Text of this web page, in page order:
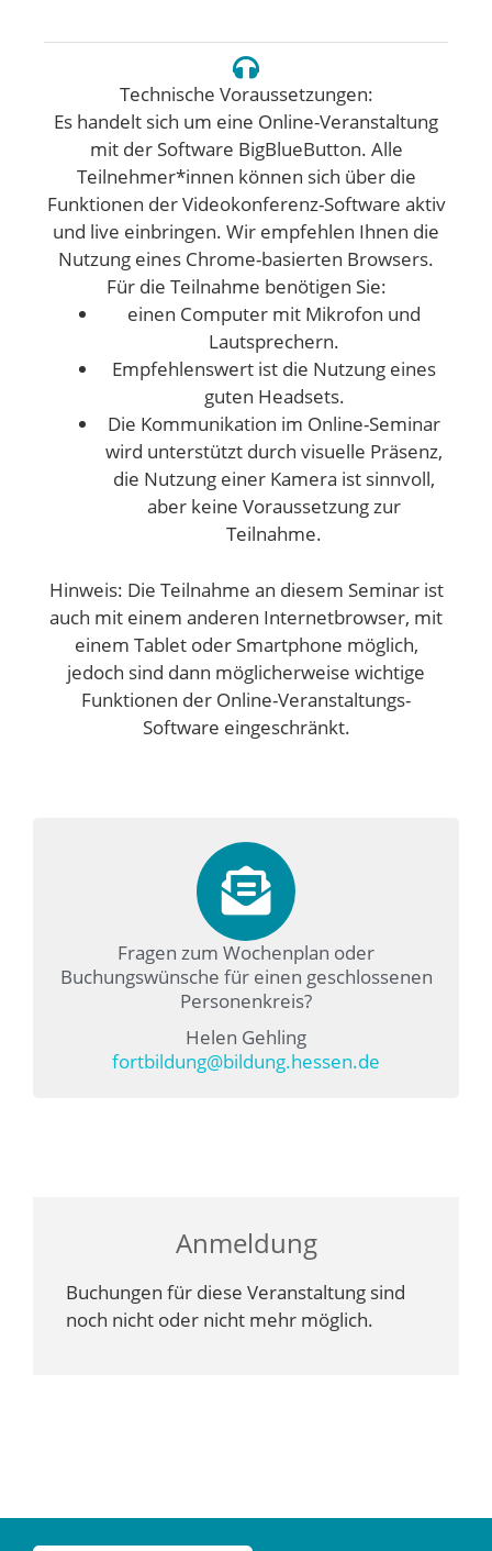
Technische Voraussetzungen:
Es handelt sich um eine Online-Veranstaltung
mit der Software BigBlueButton. Alle
Teilnehmer*innen können sich über die
Funktionen der Videokonferenz-Software aktiv
und live einbringen. Wir empfehlen Ihnen die
Nutzung eines Chrome-basierten Browsers.
Für die Teilnahme benötigen Sie:
einen Computer mit Mikrofon und
Lautsprechern.
Empfehlenswert ist die Nutzung eines
guten Headsets.
Die Kommunikation im Online-Seminar
wird unterstützt durch visuelle Präsenz,
die Nutzung einer Kamera ist sinnvoll,
aber keine Voraussetzung zur
Teilnahme.
Hinweis: Die Teilnahme an diesem Seminar ist
auch mit einem anderen Internetbrowser, mit
einem Tablet oder Smartphone möglich,
jedoch sind dann möglicherweise wichtige
Funktionen der Online-Veranstaltungs-
Software eingeschränkt.
Fragen zum Wochenplan oder
Buchungswünsche für einen geschlossenen
Personenkreis?
Helen Gehling
fortbildung@bildung.hessen.de
Anmeldung
Buchungen für diese Veranstaltung sind
noch nicht oder nicht mehr möglich.